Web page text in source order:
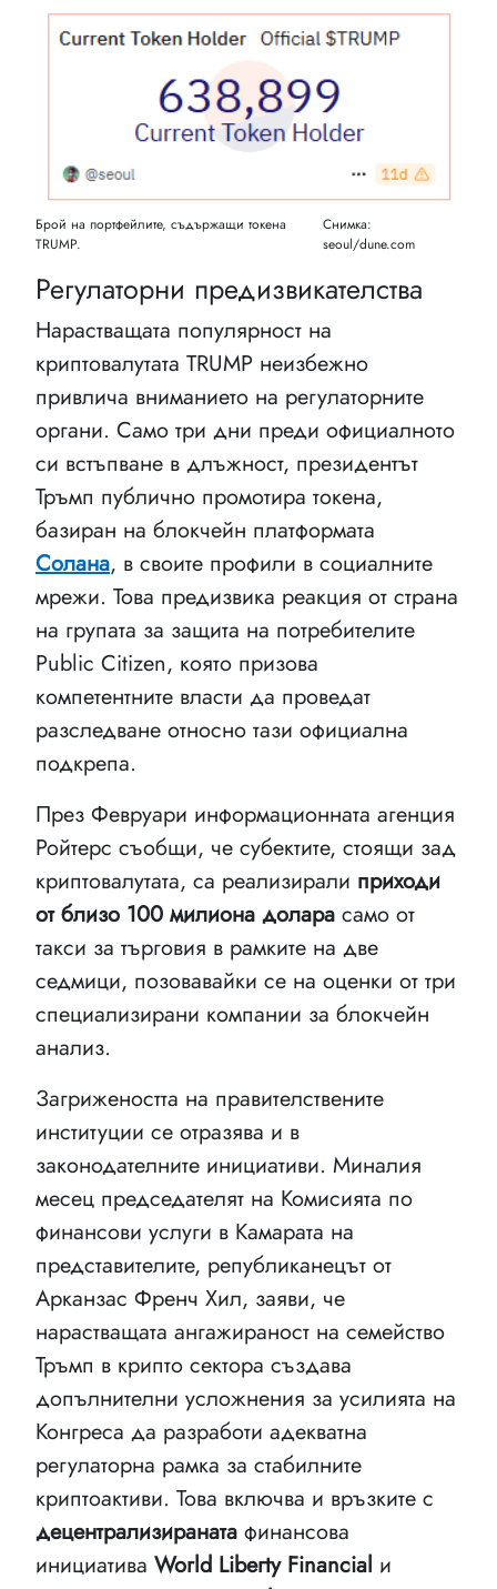
Брой на портфейлите, съдържащи токена
TRUMP.
Снимка:
seoul/dune.com
Регулаторни предизвикателства
Нарастващата популярност на
криптовалутата TRUMP неизбежно
привлича вниманието на регулаторните
органи. Само три дни преди официалното
си встъпване в длъжност, президентът
Тръмп публично промотира токена,
базиран на блокчейн платформата
Солана, в своите профили в социалните
мрежи. Това предизвика реакция от страна
на групата за защита на потребителите
Public Citizen, която призова
компетентните власти да проведат
разследване относно тази официална
подкрепа.
През Февруари информационната агенция
Ройтерс съобщи, че субектите, стоящи зад
криптовалутата, са реализирали приходи
от близо 100 милиона долара само от
такси за търговия в рамките на две
седмици, позовавайки се на оценки от три
специализирани компании за блокчейн
анализ.
Загрижеността на правителствените
институции се отразява и в
законодателните инициативи. Миналия
месец председателят на Комисията по
финансови услуги в Камарата на
представителите, републиканецът от
Арканзас Френч Хил, заяви, че
нарастващата ангажираност на семейство
Тръмп в крипто сектора създава
допълнителни усложнения за усилията на
Конгреса да разработи адекватна
регулаторна рамка за стабилните
криптоактиви. Това включва и връзките с
децентрализираната финансова
инициатива World Liberty Financial и